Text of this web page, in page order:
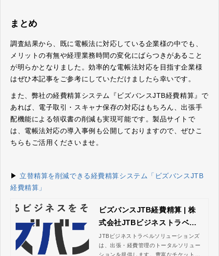
まとめ
調査結果から、既に電帳法に対応している企業様の中でも、
メリットの有無や経理業務時間の変化にばらつきがあること
が明らかとなりました。効率的な電帳法対応を目指す企業様
はぜひ本記事をご参考にしていただけましたら幸いです。
また、弊社の経費精算システム『ビズバンスJTB経費精算』で
あれば、電子取引・スキャナ保存の対応はもちろん、出張手
配機能による領収書の削減も実現可能です。製品サイトで
は、電帳法対応の導入事例も公開しておりますので、ぜひこ
ちらもご活用くださいませ。
▶ 立替精算を削減できる経費精算システム「ビズバンスJTB
経費精算」
ビズバンスJTB経費精算 | 株
式会社JTBビジネストラベル
ソリューションズ
JTBビジネストラベルソリューションズ
は、出張・経費管理のトータルソリュー
ションを提供します。豊富なチケット予